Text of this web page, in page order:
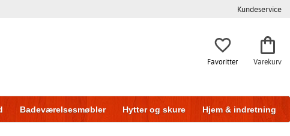
Kundeservice
Favoritter Varekurv
Badeværelsesmøbler Hytter og skure Hjem & indretning